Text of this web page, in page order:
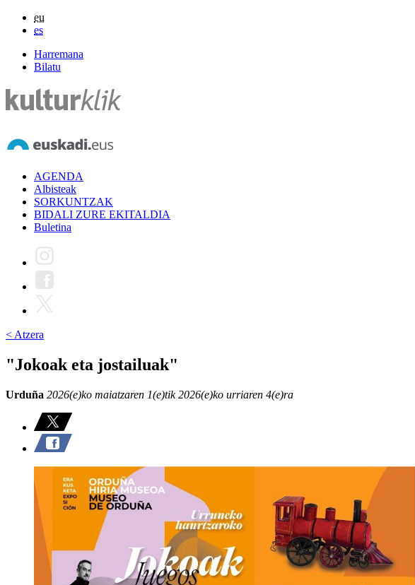
eu
es
Harremana
Bilatu
AGENDA
Albisteak
SORKUNTZAK
BIDALI ZURE EKITALDIA
Buletina
< Atzera
"Jokoak eta jostailuak"
Urduña 2026(e)ko maiatzaren 1(e)tik 2026(e)ko urriaren 4(e)ra